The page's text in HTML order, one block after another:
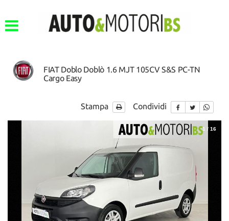
FIAT Doblo Doblò 1.6 MJT 105CV S&S PC-TN
Cargo Easy
Stampa Condividi
1 / 16